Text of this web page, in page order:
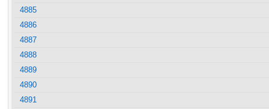
4885
4886
4887
4888
4889
4890
4891